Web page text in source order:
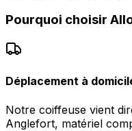
Pourquoi choisir
Déplacement à
Notre coiffeuse vient
Anglefort, matériel